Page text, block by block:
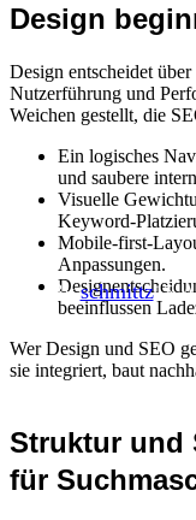
Was
SEO
beim
By schmittz15.
Design
Design entscheidet
Nutzerführung und
Weichen gestellt, die
Ein logisches
und saubere
Visuelle
Keyword-
Mobile-first-
Anpassungen.
beeinflussen
Wer Design und SEO
sie integriert, baut
Struktur und
für